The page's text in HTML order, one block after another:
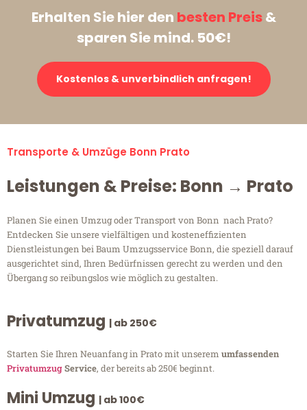
Erhalten Sie hier den besten Preis&
sparen Sie mind. 50€!
Kostenlos & unverbindlich anfragen!
Transporte & Umzüge Bonn Prato
Leistungen & Preise: Bonn → Prato
Planen Sie einen Umzug oder Transport von Bonn nach Prato?
Entdecken Sie unsere vielfältigen und kosteneffizienten
Dienstleistungen bei Baum Umzugsservice Bonn, die speziell darauf
ausgerichtet sind, Ihren Bedürfnissen gerecht zu werden und den
Übergang so reibungslos wie möglich zu gestalten.
Privatumzug | ab 250€
Starten Sie Ihren Neuanfang in Prato mit unserem umfassenden
PrivatumzugService, der bereits ab 250€ beginnt.
Mini Umzug | ab 100€